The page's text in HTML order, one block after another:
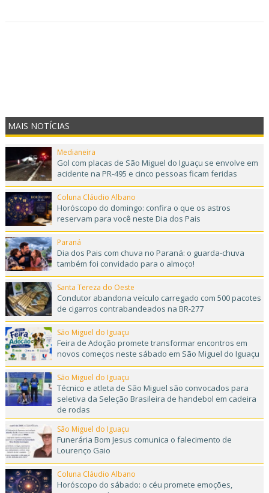
MAIS NOTÍCIAS
Medianeira
Gol com placas de São Miguel do Iguaçu se envolve em
acidente na PR-495 e cinco pessoas ficam feridas
Coluna Cláudio Albano
Horóscopo do domingo: confira o que os astros
reservam para você neste Dia dos Pais
Paraná
Dia dos Pais com chuva no Paraná: o guarda-chuva
também foi convidado para o almoço!
Santa Tereza do Oeste
Condutor abandona veículo carregado com 500 pacotes
de cigarros contrabandeados na BR-277
São Miguel do Iguaçu
Feira de Adoção promete transformar encontros em
novos começos neste sábado em São Miguel do Iguaçu
São Miguel do Iguaçu
Técnico e atleta de São Miguel são convocados para
seletiva da Seleção Brasileira de handebol em cadeira
de rodas
São Miguel do Iguaçu
Funerária Bom Jesus comunica o falecimento de
Lourenço Gaio
Coluna Cláudio Albano
Horóscopo do sábado: o céu promete emoções,